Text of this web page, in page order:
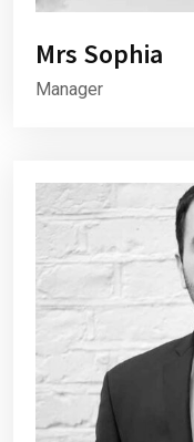
Mrs Sophia
Manager